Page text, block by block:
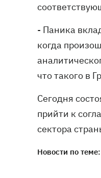
- Паника
когда
что такого в
Сегодня
прийти к
сектора
Новости по теме: